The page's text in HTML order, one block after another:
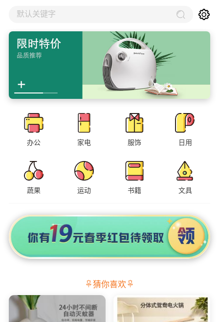
默认关键字
办公 家电 服饰 日用
蔬果 运动 书籍 文具
猜你喜欢